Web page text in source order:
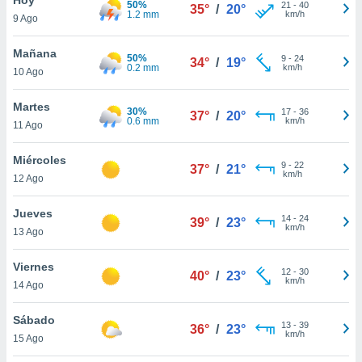
y
en
más
de
9 Ago
50%
1.2 mm
35° / 20° 21 - 40
km/h
Mañana
10 Ago
50%
0.2 mm
34° / 19° 9- 24
km/h
Martes
11 Ago
30%
0.6 mm
37° / 20° 17- 36
km/h
Miércoles
12 Ago
37° / 21° 9- 22
km/h
Jueves
13 Ago
39° / 23° 14- 24
km/h
Viernes
14 Ago
40° / 23° 12- 30
km/h
Sábado
15 Ago
36° / 23° 13- 39
km/h